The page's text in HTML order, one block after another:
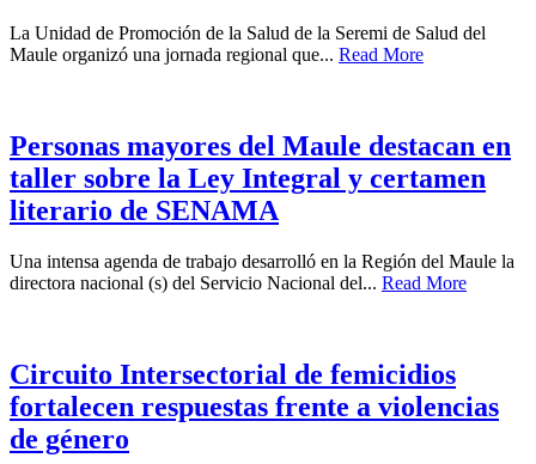
La Unidad de Promoción de la Salud de la Seremi de Salud del
Maule organizó una jornada regional que... Read More
Personas mayores del Maule destacan en
taller sobre la Ley Integral y certamen
literario de SENAMA
Una intensa agenda de trabajo desarrolló en la Región del Maule la
directora nacional (s) del Servicio Nacional del... Read More
Circuito Intersectorial de femicidios
fortalecen respuestas frente a violencias
de género